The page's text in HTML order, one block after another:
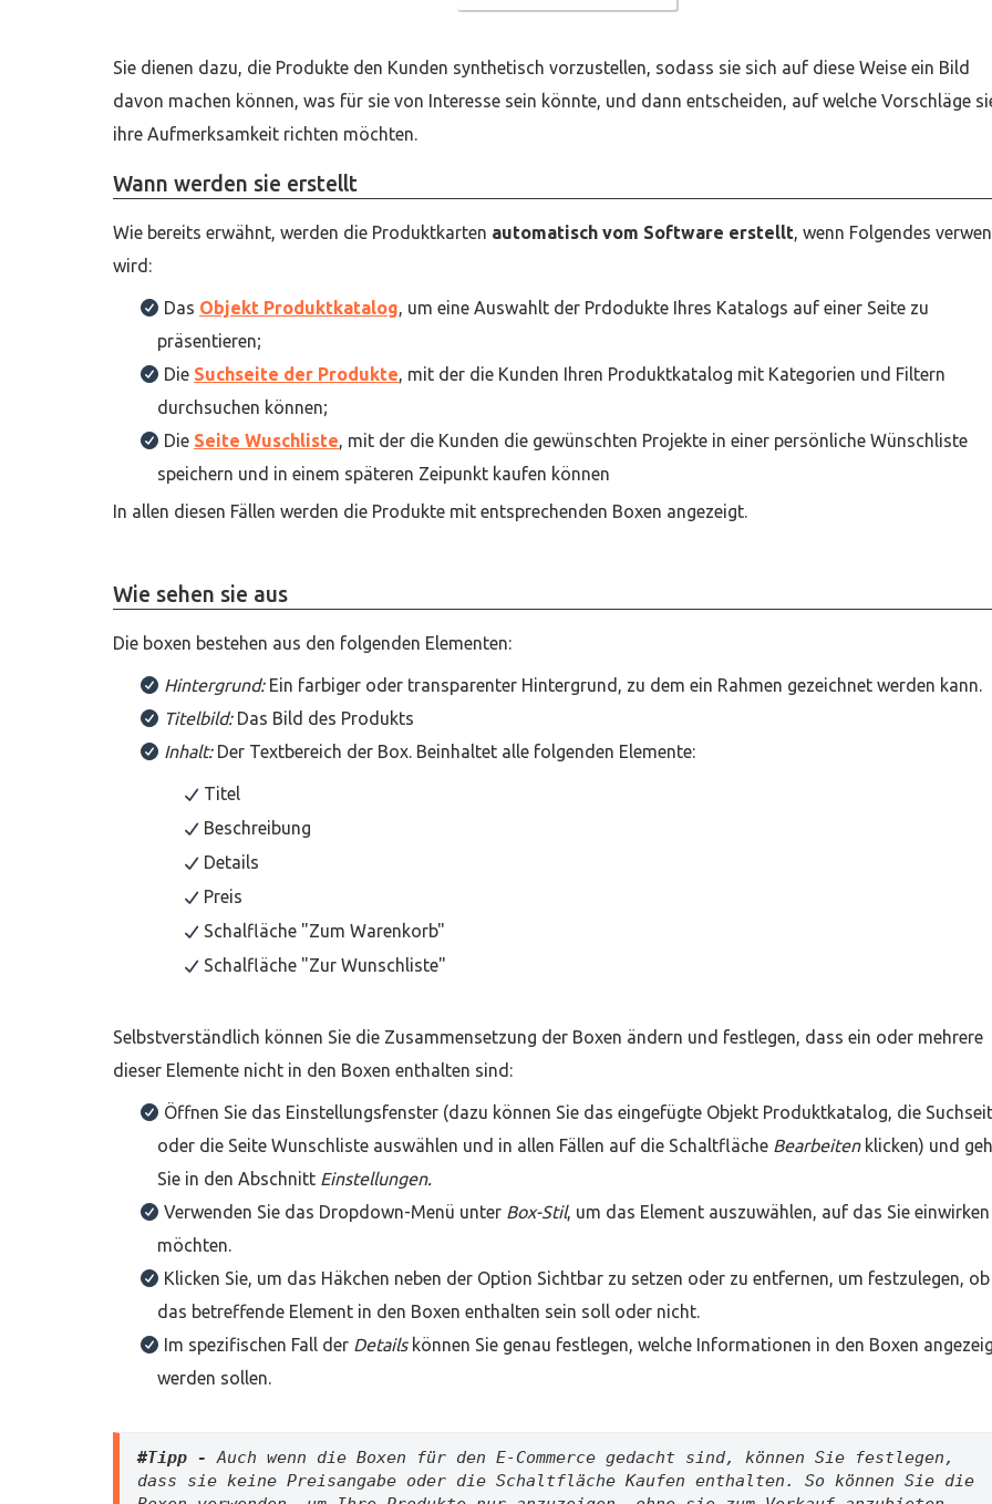
Sie dienen dazu, die Produkte den Kunden synthetisch vorzustellen, sodass sie sich auf diese Weise ein Bild
davon machen können, was für sie von Interesse sein könnte, und dann entscheiden, auf welche Vorschläge
ihre Aufmerksamkeit richten möchten.
Wann werden sie erstellt
Wie bereits erwähnt, werden die Produktkarten automatisch vom Software erstellt, wenn Folgendes
wird:
Das Objekt Produktkatalog, um eine Auswahlt der Prdodukte Ihres Katalogs auf einer Seite zu
präsentieren;
Die Suchseite der Produkte, mit der die Kunden Ihren Produktkatalog mit Kategorien und Filtern
durchsuchen können;
Die Seite Wuschliste, mit der die Kunden die gewünschten Projekte in einer persönliche Wünschliste
speichern und in einem späteren Zeipunkt kaufen können
In allen diesen Fällen werden die Produkte mit entsprechenden Boxen angezeigt.
Wie sehen sie aus
Die boxen bestehen aus den folgenden Elementen:
Hintergrund:Ein farbiger oder transparenter Hintergrund, zu dem ein Rahmen gezeichnet werden kann.
Titelbild:Das Bild des Produkts
Inhalt: Der Textbereich der Box. Beinhaltet alle folgenden Elemente:
Titel
Beschreibung
Details
Preis
Schalfläche "Zum Warenkorb"
Schalfläche "Zur Wunschliste"
Selbstverständlich können Sie die Zusammensetzung der Boxen ändern und festlegen, dass ein oder mehrere
dieser Elemente nicht in den Boxen enthalten sind:
Öffnen Sie das Einstellungsfenster (dazu können Sie das eingefügte Objekt Produktkatalog, die
oder die Seite Wunschliste auswählen und in allen Fällen auf die Schaltfläche Bearbeitenklicken) und
Sie in den Abschnitt Einstellungen.
Verwenden Sie das Dropdown-Menü unter Box-Stil, um das Element auszuwählen, auf das Sie einwirken
möchten.
Klicken Sie, um das Häkchen neben der Option Sichtbar zu setzen oder zu entfernen, um festzulegen, ob
das betreffende Element in den Boxen enthalten sein soll oder nicht.
Im spezifischen Fall der Detailskönnen Sie genau festlegen, welche Informationen in den Boxen
werden sollen.
#Tipp - Auch wenn die Boxen für den E-Commerce gedacht sind, können Sie festlegen,
dass sie keine Preisangabe oder die Schaltfläche Kaufen enthalten. So können Sie die